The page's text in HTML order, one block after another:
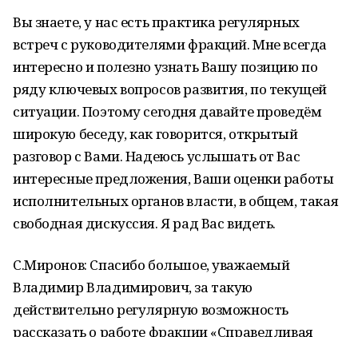
Вы знаете, у нас есть практика регулярных
встреч с руководителями фракций. Мне всегда
интересно и полезно узнать Вашу позицию по
ряду ключевых вопросов развития, по текущей
ситуации. Поэтому сегодня давайте проведём
широкую беседу, как говорится, открытый
разговор с Вами. Надеюсь услышать от Вас
интересные предложения, Ваши оценки работы
исполнительных органов власти, в общем, такая
свободная дискуссия. Я рад Вас видеть.
С.Миронов: Спасибо большое, уважаемый
Владимир Владимирович, за такую
действительно регулярную возможность
рассказать о работе фракции «Справедливая